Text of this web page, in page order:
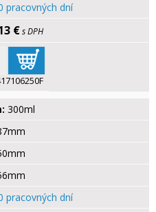
pracovných dní
€s DPH
300ml
pracovných dní